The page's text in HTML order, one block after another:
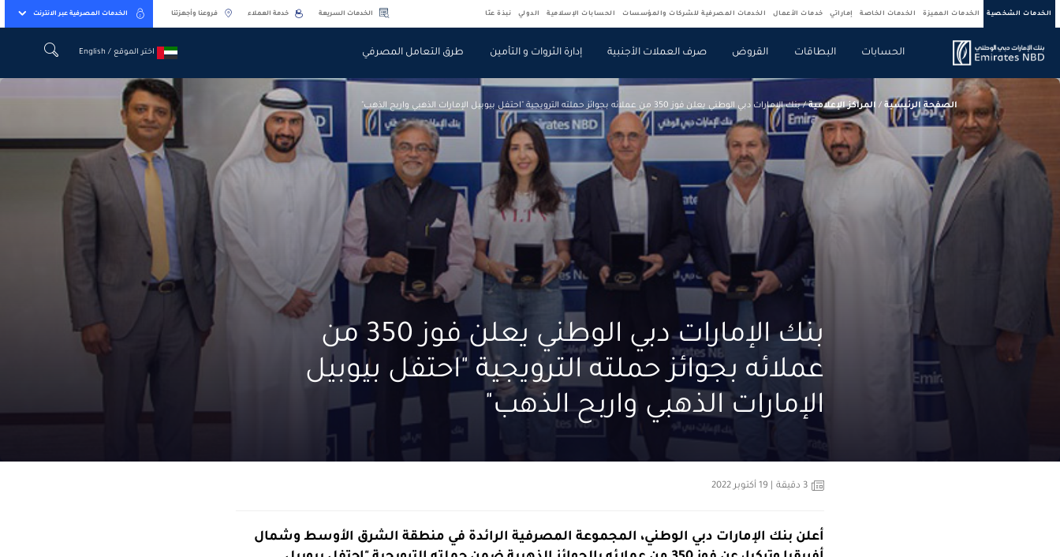
الخدمات الشخصية الخدمات المميزة الخدمات الخاصة إماراتي خدمات الأعمال الخدمات المصرفية للشركات والمؤسسات الحسابات الإسلامية الدولي نبذة عنّا الخدمات السريعة خدمة العملاء فروعنا وأجهزتنا الخدمات المصرفية عبر الانترنت
الحسابات البطاقات القروض صرف العملات الأجنبية إدارة الثروات و التأمين طرق التعامل المصرفي
اختر الموقع / English
اختر الموقع / English
الصفحة الرئيسية / المراكز الإعلامية/بنك الإمارات دبي الوطني يعلن فوز 350 من عملائه بجوائز حملته الترويجية "احتفل بيوبيل الإمارات الذهبي واربح الذهب"
بنك الإمارات دبي الوطني يعلن فوز 350 من
عملائه بجوائز حملته الترويجية "احتفل بيوبيل
الإمارات الذهبي واربح الذهب"
3 دقيقة
أعلن بنك الإمارات دبي الوطني، المجموعة المصرفية الرائدة في منطقة الشرق الأوسط وشمال